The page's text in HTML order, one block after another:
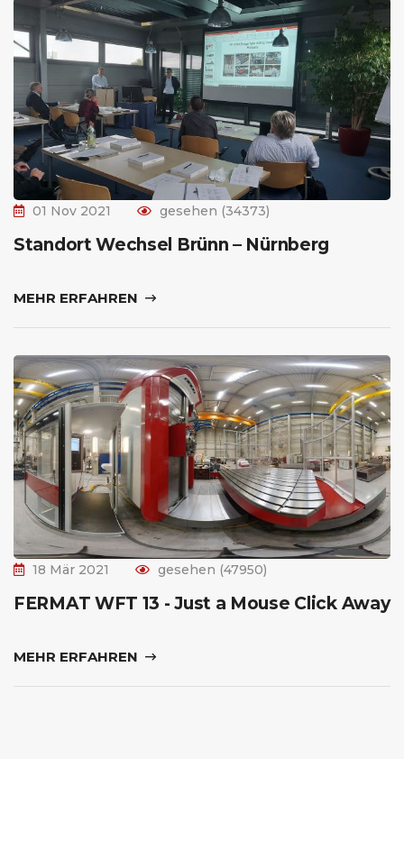
01 Nov 2021 gesehen (34373)
Standort Wechsel Brünn – Nürnberg
MEHR ERFAHREN
18 Mär 2021 gesehen (47950)
FERMAT WFT 13 - Just a Mouse Click Away
MEHR ERFAHREN